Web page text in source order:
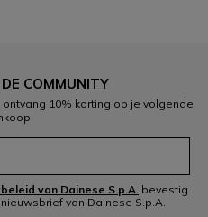
COMMUNITY
10% korting op je volgende
van Dainese S.p.A. bevestig
van Dainese S.p.A.